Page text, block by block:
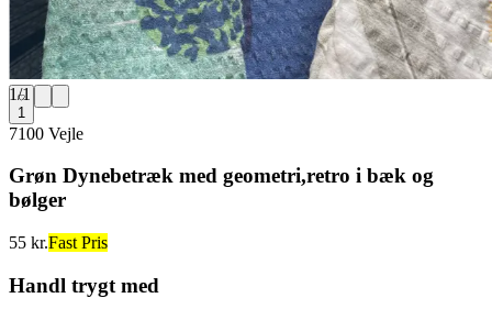
1/1
1
7100 Vejle
Grøn Dynebetræk med geometri,retro i bæk og
bølger
55 kr.Fast Pris
Handl trygt med